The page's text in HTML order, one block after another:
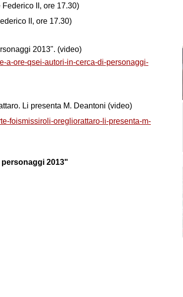
II, ore 17.30)
II, ore 17.30)
2013". (video)
a-ore-qsei-autori-in-cerca-di-personaggi-
Li presenta M. Deantoni (video)
foismissiroli-oregliorattaro-li-presenta-m-
2013"